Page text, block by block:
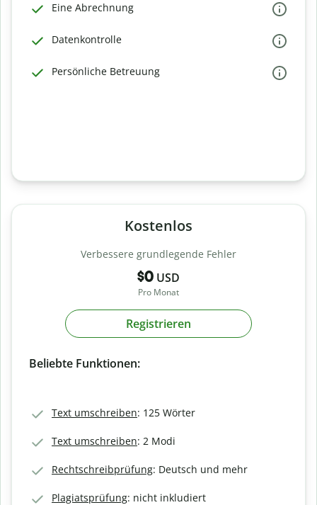
Eine Abrechnung
Datenkontrolle
Persönliche Betreuung
Kostenlos
Verbessere grundlegende Fehler
$0 USD
Pro Monat
Registrieren
Beliebte Funktionen:
Text umschreiben: 125 Wörter
Text umschreiben: 2 Modi
Rechtschreibprüfung: Deutsch und mehr
Plagiatsprüfung: nicht inkludiert